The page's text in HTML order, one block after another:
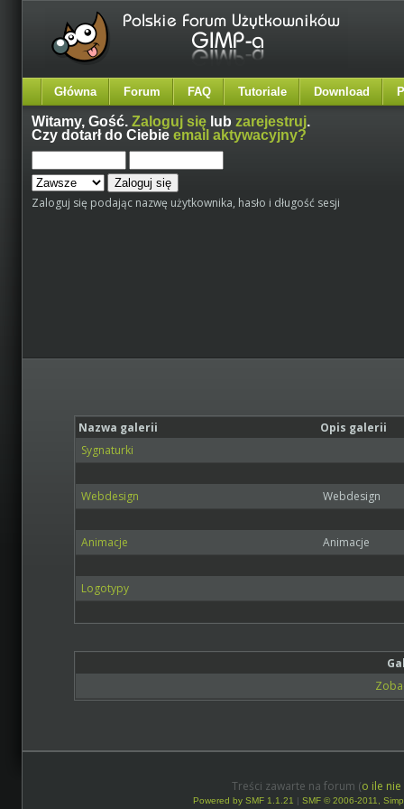
Główna Forum FAQ Tutoriale Download
Witamy, Gość. Zaloguj się lub zarejestruj.
Czy dotarł do Ciebie email aktywacyjny?
Zaloguj się podając nazwę użytkownika, hasło i długość sesji
Nazwa galerii
Opis galerii
Sygnaturki
Webdesign Webdesign
Animacje Animacje
Logotypy
Treści zawarte na forum (o ile
Powered by SMF 1.1.21 | SMF © 2006-2011,